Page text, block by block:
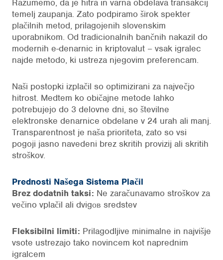
Razumemo, da je hitra in varna obdelava transakcij
temelj zaupanja. Zato podpiramo širok spekter
plačilnih metod, prilagojenih slovenskim
uporabnikom. Od tradicionalnih bančnih nakazil do
modernih e-denarnic in kriptovalut – vsak igralec
najde metodo, ki ustreza njegovim preferencam.
Naši postopki izplačil so optimizirani za največjo
hitrost. Medtem ko običajne metode lahko
potrebujejo do 3 delovne dni, so številne
elektronske denarnice obdelane v 24 urah ali manj.
Transparentnost je naša prioriteta, zato so vsi
pogoji jasno navedeni brez skritih provizij ali skritih
stroškov.
Prednosti Našega Sistema Plačil
Brez dodatnih taksi: Ne zaračunavamo stroškov za
večino vplačil ali dvigов sredstev
Fleksibilni limiti: Prilagodljive minimalne in najvišje
vsote ustrezajo tako novincem kot naprednim
igralcem